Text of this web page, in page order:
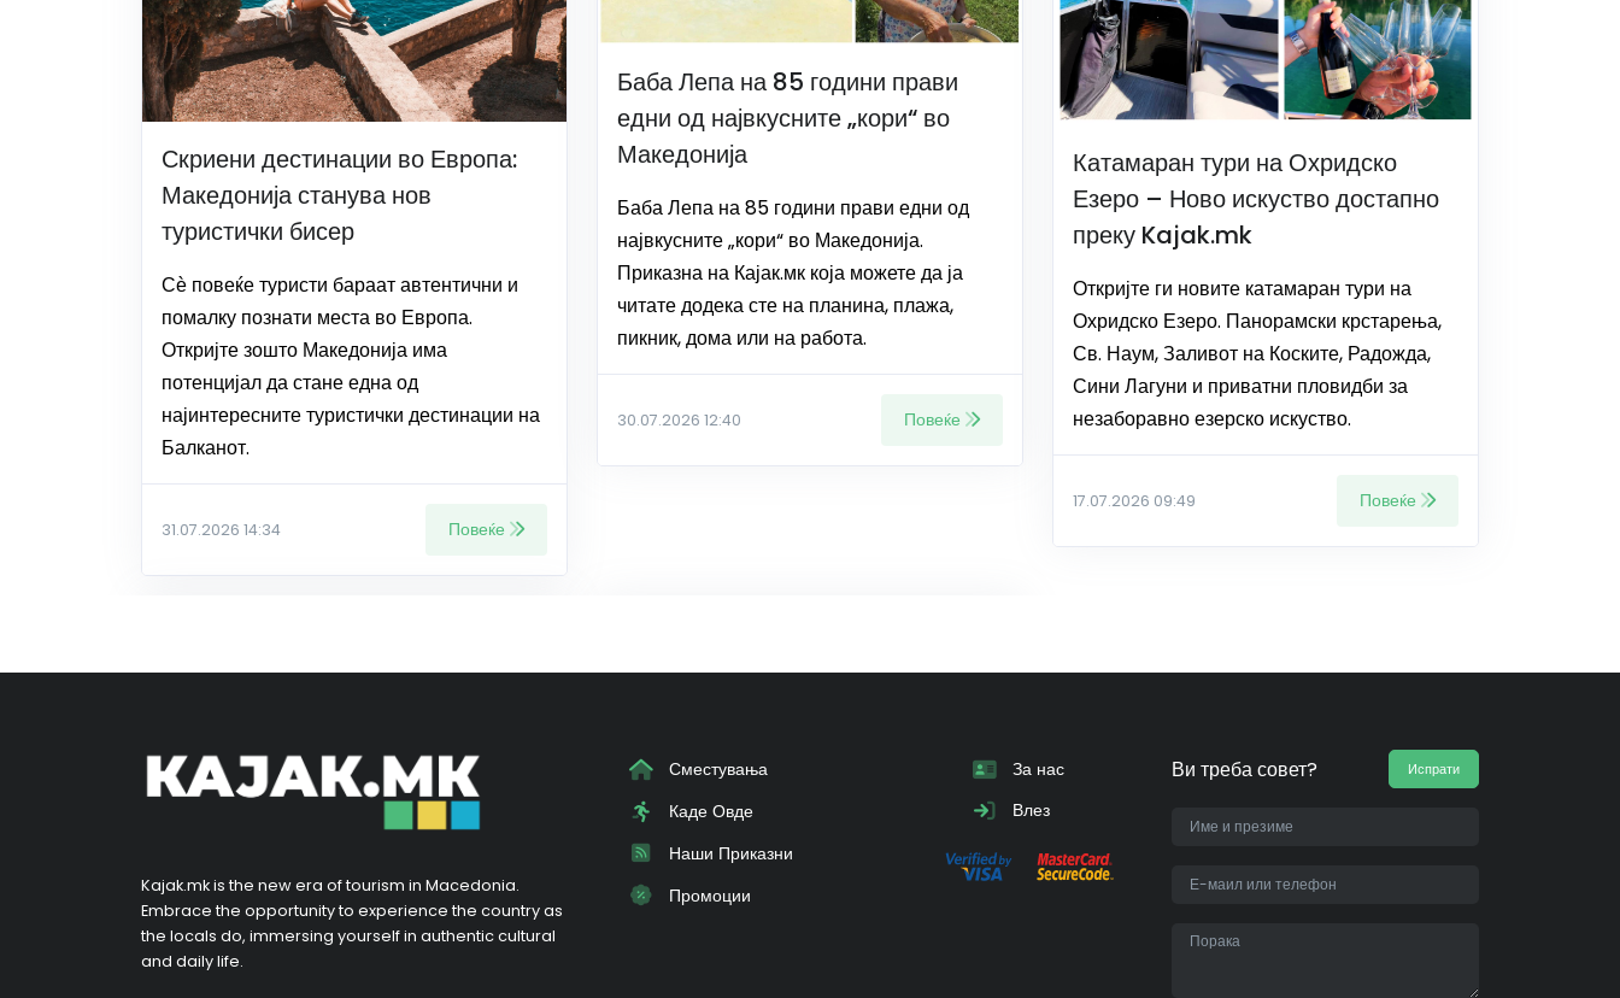
Скриени дестинации во Европа:
Македонија станува нов
туристички бисер
Сѐ повеќе туристи бараат автентични и
помалку познати места во Европа.
Откријте зошто Македонија има
потенцијал да стане една од
најинтересните туристички дестинации на
Балканот.
31.07.2026 14:34 Повеќе
Баба Лепа на 85 години прави
едни од највкусните „кори“ во
Македонија
Баба Лепа на 85 години прави едни од
највкусните „кори“ во Македонија.
Приказна на Кајак.мк која можете да ја
читате додека сте на планина, плажа,
пикник, дома или на работа.
30.07.2026 12:40 Повеќе
Катамаран тури на Охридско
Езеро – Ново искуство достапно
преку Kajak.mk
Откријте ги новите катамаран тури на
Охридско Езеро. Панорамски крстарења,
Св. Наум, Заливот на Коските, Радожда,
Сини Лагуни и приватни пловидби за
незаборавно езерско искуство.
17.07.2026 09:49 Повеќе
Kajak.mk is the new era of tourism in Macedonia.
Embrace the opportunity to experience the country as
the locals do, immersing yourself in authentic cultural
and daily life.
Сместувања
Каде Овде
Наши Приказни
Промоции
За нас
Влез
Ви треба совет? Испрати